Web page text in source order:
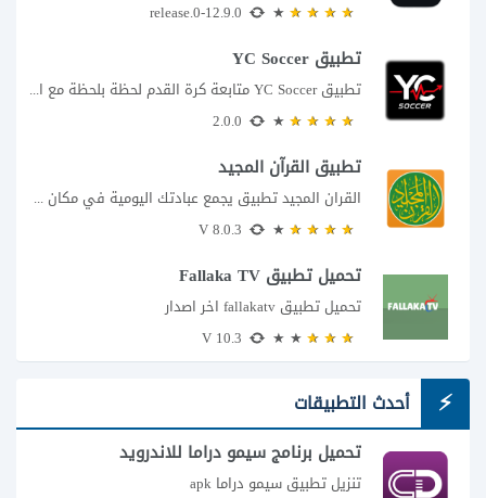
تطبيق YC Soccer
تطبيق YC Soccer متابعة كرة القدم لحظة بلحظة مع اقتراب مباراة مصر والأرجنتين في...
تطبيق القرآن المجيد
القران المجيد تطبيق يجمع عبادتك اليومية في مكان واحد إذا كنت تبحث عن تطبيق...
تحميل تطبيق Fallaka TV
تحميل تطبيق fallakatv اخر اصدار
أحدث التطبيقات
تحميل برنامج سيمو دراما للاندرويد
تنزيل تطبيق سيمو دراما apk